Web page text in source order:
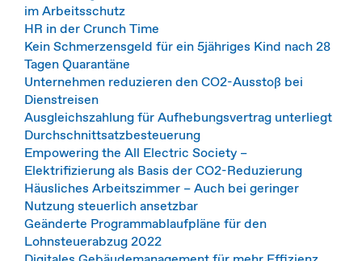
im Arbeitsschutz
HR in der Crunch Time
Kein Schmerzensgeld für ein 5jähriges Kind nach 28
Tagen Quarantäne
Unternehmen reduzieren den CO2-Ausstoß bei
Dienstreisen
Ausgleichszahlung für Aufhebungsvertrag unterliegt
Durchschnittsatzbesteuerung
Empowering the All Electric Society –
Elektrifizierung als Basis der CO2-Reduzierung
Häusliches Arbeitszimmer – Auch bei geringer
Nutzung steuerlich ansetzbar
Geänderte Programmablaufpläne für den
Lohnsteuerabzug 2022